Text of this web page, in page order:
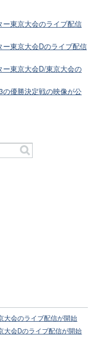
ー東京大会のライブ配信
東京大会Dのライブ配信
ー東京大会D/東京大会の
の優勝決定戦の映像が公
大会のライブ配信が開始
大会Dのライブ配信が開始